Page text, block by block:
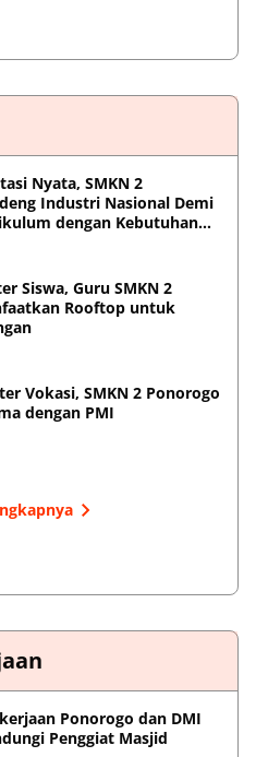
Nyata, SMKN 2
Industri Nasional Demi
dengan Kebutuhan
Siswa, Guru SMKN 2
Rooftop untuk
Vokasi, SMKN 2 Ponorogo
dengan PMI
Ponorogo dan DMI
Penggiat Masjid